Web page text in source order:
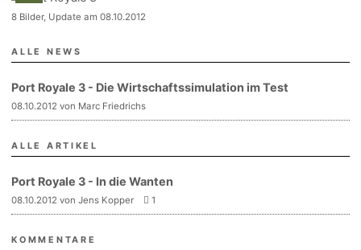
8 Bilder, Update am 08.10.2012
ALLE NEWS
Port Royale 3 - Die Wirtschaftssimulation im Test
08.10.2012 von Marc Friedrichs
ALLE ARTIKEL
Port Royale 3 - In die Wanten
08.10.2012 von Jens Kopper 1
KOMMENTARE